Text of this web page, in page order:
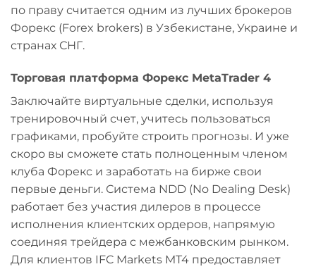
по праву считается одним из лучших брокеров
Форекс (Forex brokers) в Узбекистане, Украине и
странах СНГ.
Торговая платформа Форекс MetaTrader 4
Заключайте виртуальные сделки, используя
тренировочный счет, учитесь пользоваться
графиками, пробуйте строить прогнозы. И уже
скоро вы сможете стать полноценным членом
клуба Форекс и заработать на бирже свои
первые деньги. Система NDD (No Dealing Desk)
работает без участия дилеров в процессе
исполнения клиентских ордеров, напрямую
соединяя трейдера с межбанковским рынком.
Для клиентов IFC Markets MT4 предоставляет